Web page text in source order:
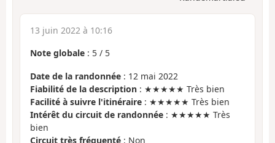
13 juin 2022 à 10:16
Note globale : 5 / 5
Date de la randonnée : 12 mai 2022
Fiabilité de la description : ★★★★★ Très bien
Facilité à suivre l'itinéraire : ★★★★★ Très bien
Intérêt du circuit de randonnée : ★★★★★ Très
bien
Circuit très fréquenté : Non